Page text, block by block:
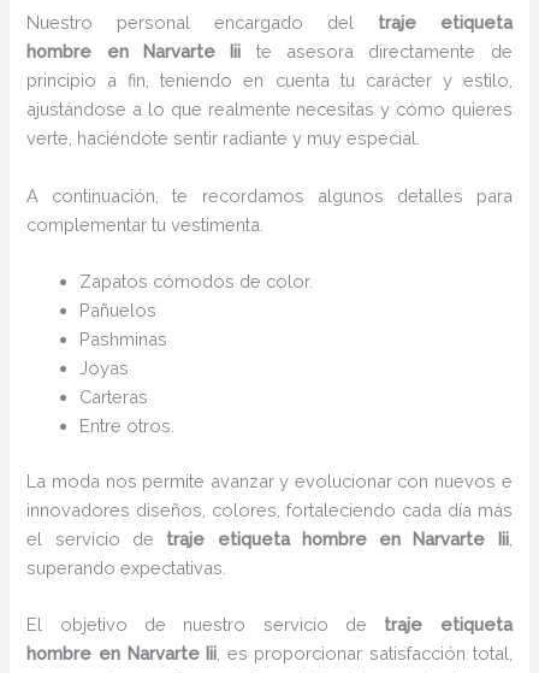
Nuestro personal encargado del traje etiqueta
hombre en Narvarte Iii te asesora directamente de
principio a fin, teniendo en cuenta tu carácter y estilo,
ajustándose a lo que realmente necesitas y cómo quieres
verte, haciéndote sentir radiante y muy especial.
A continuación, te recordamos algunos detalles para
complementar tu vestimenta.
Zapatos cómodos de color.
Pañuelos
Pashminas
Joyas
Carteras
Entre otros.
La moda nos permite avanzar y evolucionar con nuevos e
innovadores diseños, colores, fortaleciendo cada día más
el servicio de traje etiqueta hombre en Narvarte Iii,
superando expectativas.
El objetivo de nuestro servicio de traje etiqueta
hombre en Narvarte Iii , es proporcionar satisfacción total,